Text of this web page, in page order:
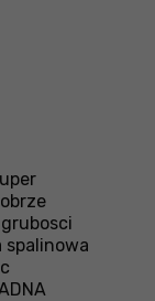
spalinowa